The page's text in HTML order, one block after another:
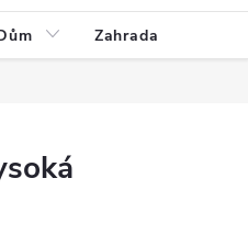
Zahrada